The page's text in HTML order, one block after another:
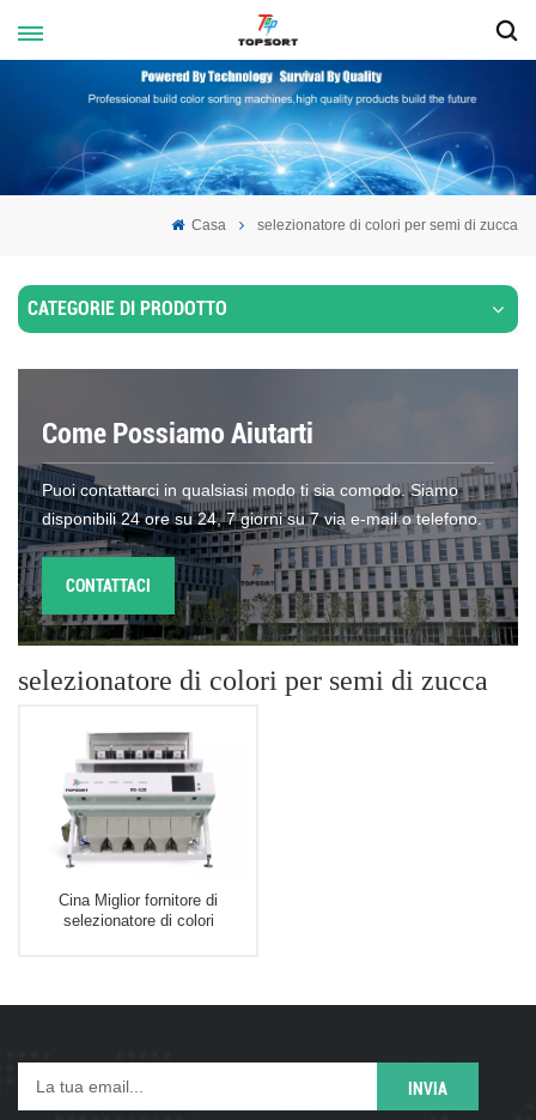
Casa selezionatore di colori per semi di zucca
CATEGORIE DI PRODOTTO
Come Possiamo Aiutarti
Puoi contattarci in qualsiasi modo ti sia comodo. Siamo
disponibili 24 ore su 24, 7 giorni su 7 via e-mail o telefono.
CONTATTACI
selezionatore di colori per semi di zucca
Cina Miglior fornitore di
selezionatore di colori